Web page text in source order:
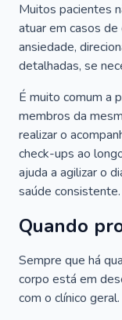
Muitos pacientes
atuar em casos
ansiedade,
detalhadas, se
É muito comum a
membros da
realizar o
check-ups ao
ajuda a agilizar o
saúde consistente.
Quando
Sempre que há
corpo está em
com o clínico geral.